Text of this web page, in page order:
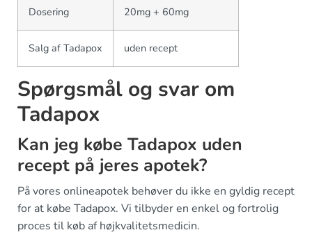
Dosering 20mg + 60mg
Salg af Tadapox uden recept
Spørgsmål og svar om
Tadapox
Kan jeg købe Tadapox uden
recept på jeres apotek?
På vores onlineapotek behøver du ikke en gyldig recept
for at købe Tadapox. Vi tilbyder en enkel og fortrolig
proces til køb af højkvalitetsmedicin.